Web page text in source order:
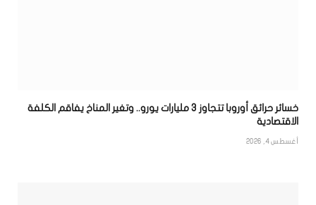
خسائر حرائق أوروبا تتجاوز 3 مليارات يورو.. وتغير المناخ يفاقم الكلفة
الاقتصادية
أغسطس 4, 2026